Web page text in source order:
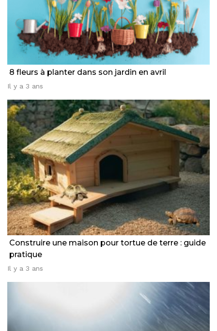
8 fleurs à planter dans son jardin en avril
Il y a 3 ans
Construire une maison pour tortue de terre : guide
pratique
Il y a 3 ans